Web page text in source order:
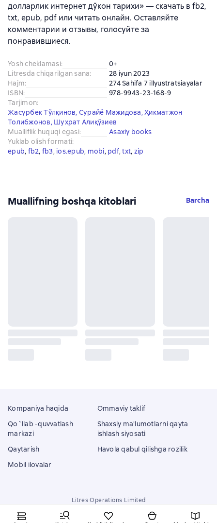
долларлик интернет дўкон тарихи» — скачать в fb2,
txt, epub, pdf или читать онлайн. Оставляйте
комментарии и отзывы, голосуйте за
понравившиеся.
Yosh cheklamasi:
0+
Litresda chiqarilgan sana:
28 iyun 2023
Hajm:
274 Sahifa 7 illyustratsiayalar
ISBN:
978-9943-23-168-9
Tarjimon:
Жасурбек Тўлқинов, Сурайё Мажидова, Ҳикматжон
Толибжонов, Шуҳрат Алиқўзиев
Mualliflik huquqi egasi:
Asaxiy books
Yuklab olish formati:
epub, fb2, fb3, ios.epub, mobi, pdf, txt, zip
Muallifning boshqa kitoblari Barcha
Kompaniya haqida
Qo`llab -quvvatlash
markazi
Qaytarish
Mobil ilovalar
Ommaviy taklif
Shaxsiy ma'lumotlarni qayta
ishlash siyosati
Havola qabul qilishga rozilik
Litres Operations Limited